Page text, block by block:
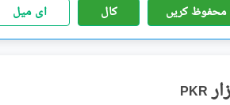
محفوظ کریں کال ای میل
PKR